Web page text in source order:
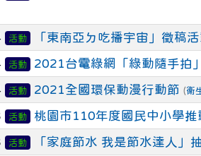
活動 「東南亞ㄉ吃播宇宙」徵稿
活動 2021台電綠網「綠動隨手拍
活動 2021全國環保動漫行動節 (衛
活動 桃園市110年度國民中小學
活動 「家庭節水 我是節水達人」